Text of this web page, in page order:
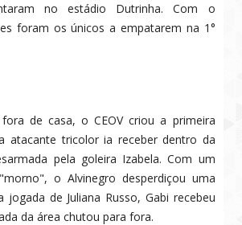
no estádio Dutrinha. Com o
foram os únicos a empatarem na 1°
de casa, o CEOV criou a primeira
atacante tricolor ia receber dentro da
pela goleira Izabela. Com um
o Alvinegro desperdiçou uma
jogada de Juliana Russo, Gabi recebeu
da área chutou para fora.